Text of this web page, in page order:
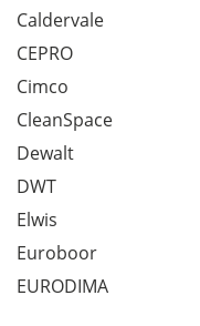
Caldervale
CEPRO
Cimco
CleanSpace
Dewalt
DWT
Elwis
Euroboor
EURODIMA